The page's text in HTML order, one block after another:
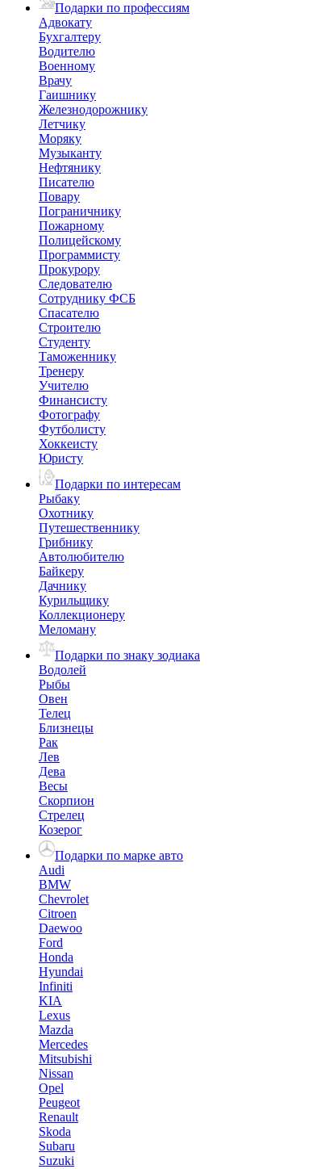
Подарки по профессиям
Адвокату
Бухгалтеру
Водителю
Военному
Врачу
Гаишнику
Железнодорожнику
Летчику
Моряку
Музыканту
Нефтянику
Писателю
Повару
Пограничнику
Пожарному
Полицейскому
Программисту
Прокурору
Следователю
Сотруднику ФСБ
Спасателю
Строителю
Студенту
Таможеннику
Тренеру
Учителю
Финансисту
Фотографу
Футболисту
Хоккеисту
Юристу
Подарки по интересам
Рыбаку
Охотнику
Путешественнику
Грибнику
Автолюбителю
Байкеру
Дачнику
Курильщику
Коллекционеру
Меломану
Подарки по знаку зодиака
Водолей
Рыбы
Овен
Телец
Близнецы
Рак
Лев
Дева
Весы
Скорпион
Стрелец
Козерог
Подарки по марке авто
Audi
BMW
Chevrolet
Citroen
Daewoo
Ford
Honda
Hyundai
Infiniti
KIA
Lexus
Mazda
Mercedes
Mitsubishi
Nissan
Opel
Peugeot
Renault
Skoda
Subaru
Suzuki